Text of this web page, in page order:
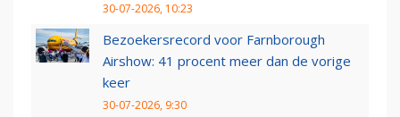
30-07-2026, 10:23
Bezoekersrecord voor Farnborough
Airshow: 41 procent meer dan de vorige
keer
30-07-2026, 9:30